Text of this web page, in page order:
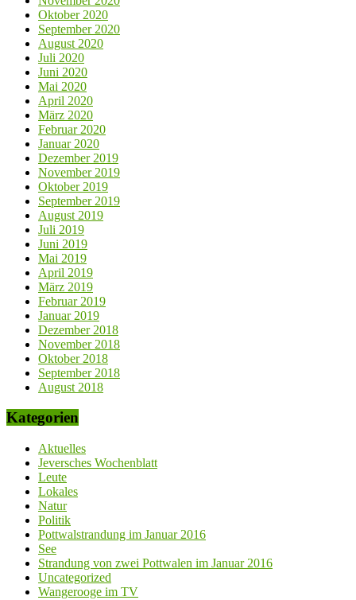
Oktober 2020
September 2020
August 2020
Juli 2020
Juni 2020
Mai 2020
April 2020
März 2020
Februar 2020
Januar 2020
Dezember 2019
November 2019
Oktober 2019
September 2019
August 2019
Juli 2019
Juni 2019
Mai 2019
April 2019
März 2019
Februar 2019
Januar 2019
Dezember 2018
November 2018
Oktober 2018
September 2018
August 2018
Kategorien
Aktuelles
Jeversches Wochenblatt
Leute
Lokales
Natur
Politik
Pottwalstrandung im Januar 2016
See
Strandung von zwei Pottwalen im Januar 2016
Uncategorized
Wangerooge im TV